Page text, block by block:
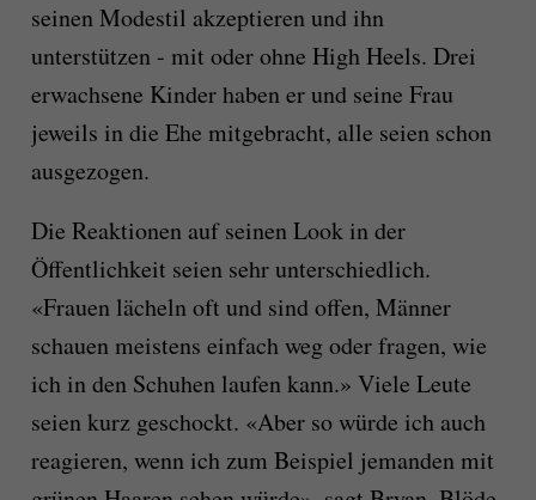
seinen Modestil akzeptieren und ihn
unterstützen - mit oder ohne High Heels. Drei
erwachsene Kinder haben er und seine Frau
jeweils in die Ehe mitgebracht, alle seien schon
ausgezogen.
Die Reaktionen auf seinen Look in der
Öffentlichkeit seien sehr unterschiedlich.
«Frauen lächeln oft und sind offen, Männer
schauen meistens einfach weg oder fragen, wie
ich in den Schuhen laufen kann.» Viele Leute
seien kurz geschockt. «Aber so würde ich auch
reagieren, wenn ich zum Beispiel jemanden mit